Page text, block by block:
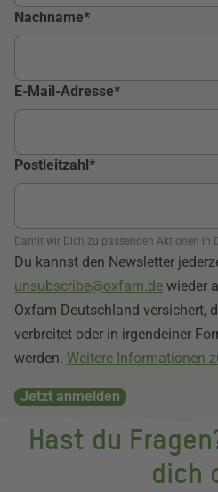
Nachname
E-Mail-Adresse
Postleitzahl
Damit wir Dich zu passenden Aktionen in
Du kannst den Newsletter
unsubscribe@oxfam.de wieder
Oxfam Deutschland versichert,
verbreitet oder in irgendeiner
werden. Weitere Informationen
Hast du
dich